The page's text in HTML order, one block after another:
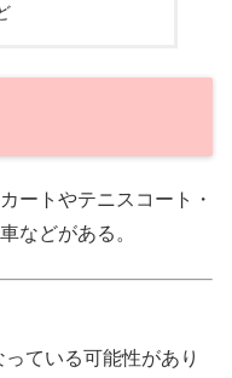
ートやテニスコート・
などがある。
ている可能性があり